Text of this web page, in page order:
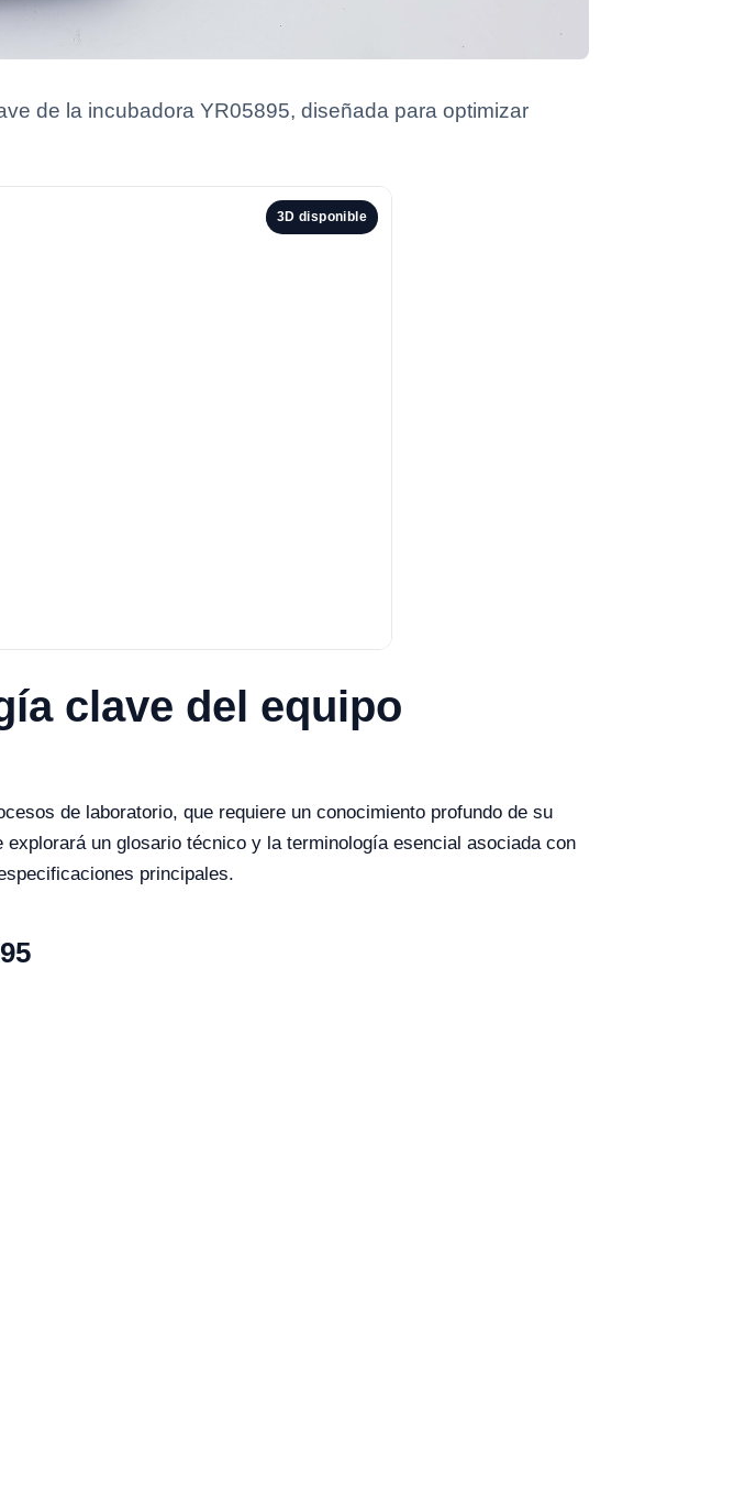
de la incubadora YR05895, diseñada para optimizar
3D disponible
clave del equipo
de laboratorio, que requiere un conocimiento profundo de su
un glosario técnico y la terminología esencial asociada con
principales.